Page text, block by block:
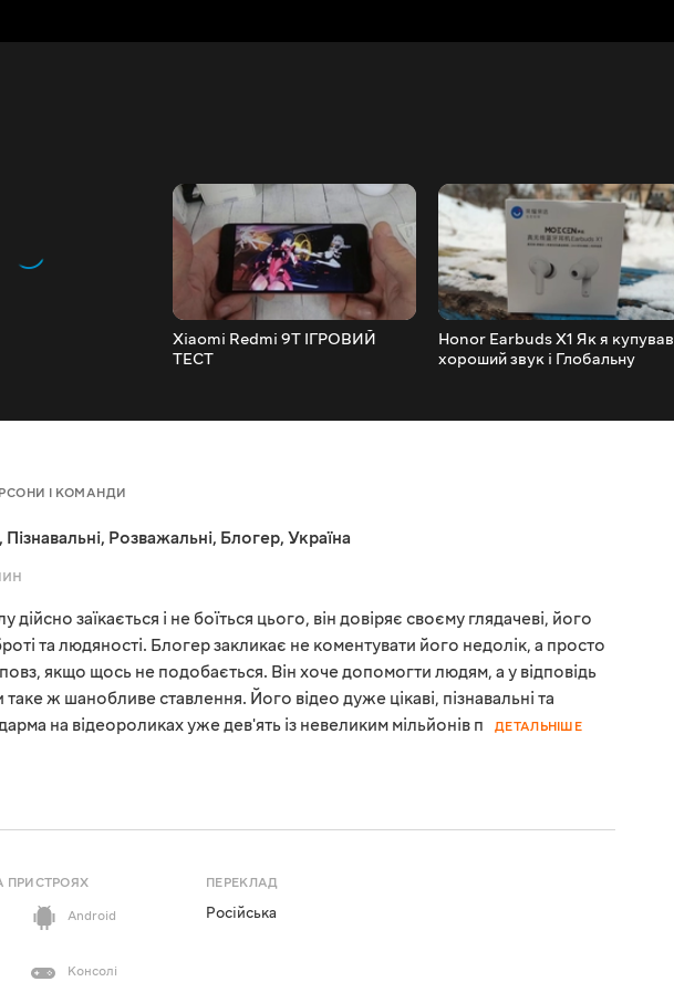
Xiaomi Redmi 9T ІГРОВИЙ
ТЕСТ
Honor Earbuds X1 Як я купував
хороший звук і Глобальну
І КОМАНДИ
, Пізнавальні, Розважальні, Блогер, Україна
дійсно заїкається і не боїться цього, він довіряє своєму глядачеві, його
та людяності. Блогер закликає не коментувати його недолік, а просто
якщо щось не подобається. Він хоче допомогти людям, а у відповідь
таке ж шанобливе ставлення. Його відео дуже цікаві, пізнавальні та
на відеороликах уже дев'ять із невеликим мільйонів п
ДЕТАЛЬНІШЕ
ПРИСТРОЯХ
Android
Консолі
ПЕРЕКЛАД
Російська